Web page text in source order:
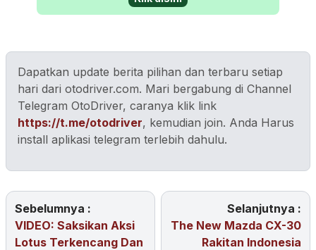
Dapatkan update berita pilihan dan terbaru setiap
hari dari otodriver.com. Mari bergabung di Channel
Telegram OtoDriver, caranya klik link
https://t.me/otodriver, kemudian join. Anda Harus
install aplikasi telegram terlebih dahulu.
Sebelumnya :
VIDEO: Saksikan Aksi
Lotus Terkencang Dan
Selanjutnya :
The New Mazda CX-30
Rakitan Indonesia